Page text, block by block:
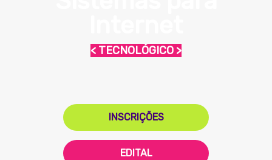
< TECNOLÓGICO >
INSCRIÇÕES
EDITAL